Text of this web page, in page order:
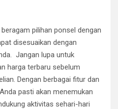
pilihan ponsel dengan
disesuaikan dengan
Jangan lupa untuk
harga terbaru sebelum
Dengan berbagai fitur dan
pasti akan menemukan
aktivitas sehari-hari